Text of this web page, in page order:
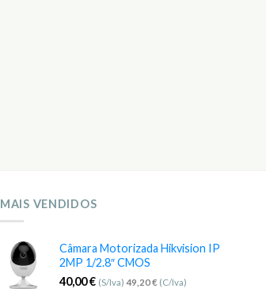
MAIS VENDIDOS
Câmara Motorizada Hikvision IP
2MP 1/2.8″ CMOS
40,00€ (S/Iva) 49,20€ (C/Iva)